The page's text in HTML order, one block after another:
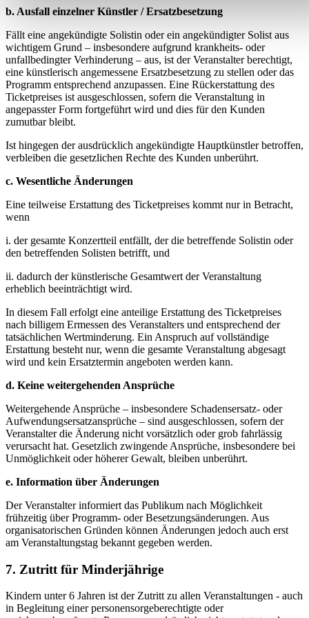
b. Ausfall einzelner Künstler / Ersatzbesetzung
Fällt eine angekündigte Solistin oder ein angekündigter Solist aus
wichtigem Grund – insbesondere aufgrund krankheits- oder
unfallbedingter Verhinderung – aus, ist der Veranstalter berechtigt,
eine künstlerisch angemessene Ersatzbesetzung zu stellen oder das
Programm entsprechend anzupassen. Eine Rückerstattung des
Ticketpreises ist ausgeschlossen, sofern die Veranstaltung in
angepasster Form fortgeführt wird und dies für den Kunden
zumutbar bleibt.
Ist hingegen der ausdrücklich angekündigte Hauptkünstler betroffen,
verbleiben die gesetzlichen Rechte des Kunden unberührt.
c. Wesentliche Änderungen
Eine teilweise Erstattung des Ticketpreises kommt nur in Betracht,
wenn
i. der gesamte Konzertteil entfällt, der die betreffende Solistin oder
den betreffenden Solisten betrifft, und
ii. dadurch der künstlerische Gesamtwert der Veranstaltung
erheblich beeinträchtigt wird.
In diesem Fall erfolgt eine anteilige Erstattung des Ticketpreises
nach billigem Ermessen des Veranstalters und entsprechend der
tatsächlichen Wertminderung. Ein Anspruch auf vollständige
Erstattung besteht nur, wenn die gesamte Veranstaltung abgesagt
wird und kein Ersatztermin angeboten werden kann.
d. Keine weitergehenden Ansprüche
Weitergehende Ansprüche – insbesondere Schadensersatz- oder
Aufwendungsersatzansprüche – sind ausgeschlossen, sofern der
Veranstalter die Änderung nicht vorsätzlich oder grob fahrlässig
verursacht hat. Gesetzlich zwingende Ansprüche, insbesondere bei
Unmöglichkeit oder höherer Gewalt, bleiben unberührt.
e. Information über Änderungen
Der Veranstalter informiert das Publikum nach Möglichkeit
frühzeitig über Programm- oder Besetzungsänderungen. Aus
organisatorischen Gründen können Änderungen jedoch auch erst
am Veranstaltungstag bekannt gegeben werden.
7. Zutritt für Minderjährige
Kindern unter 6 Jahren ist der Zutritt zu allen Veranstaltungen - auch
in Begleitung einer personensorgeberechtigte oder